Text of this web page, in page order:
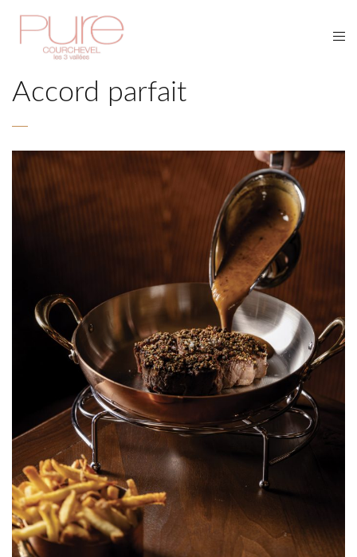
Accord parfait